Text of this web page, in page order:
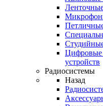
Цифровые
устройств
Радиосистемы
Назад